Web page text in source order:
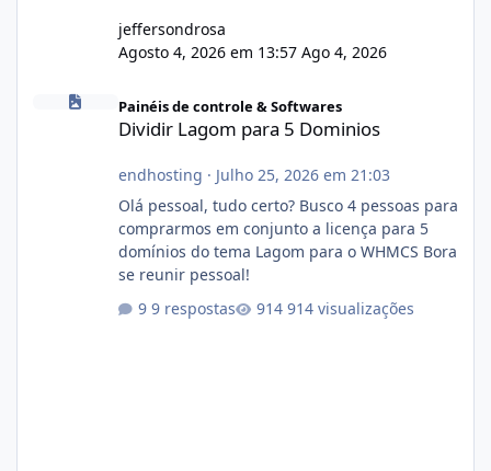
jeffersondrosa
Agosto 4, 2026 em 13:57 Ago 4, 2026
Painéis de controle & Softwares
Dividir Lagom para 5 Dominios
endhosting · Julho 25, 2026 em 21:03
Olá pessoal, tudo certo? Busco 4 pessoas para
comprarmos em conjunto a licença para 5
domínios do tema Lagom para o WHMCS Bora
se reunir pessoal!
9 respostas
914 visualizações